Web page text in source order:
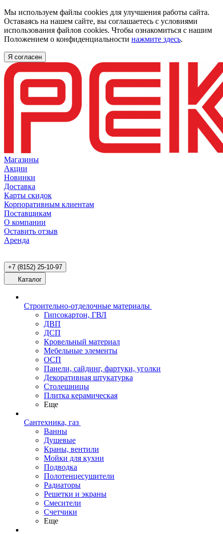
Мы используем файлы cookies для улучшения работы сайта.
Оставаясь на нашем сайте, вы соглашаетесь с условиями
использования файлов cookies. Чтобы ознакомиться с нашим
Положением о конфиденциальности нажмите здесь.
Я согласен
Магазины
Акции
Новинки
Доставка
Карты скидок
Корпоративным клиентам
Поставщикам
О компании
Оставить отзыв
Аренда
+7 (8152) 25-10-97
Каталог
Строительно-отделочные материалы
Гипсокартон, ГВЛ
ДВП
ДСП
Кровельный материал
Мебельные элементы
ОСП
Панели, сайдинг, фартуки, уголки
Декоративная штукатурка
Столешницы
Плитка керамическая
Еще
Сантехника, газ
Ванны
Душевые
Краны, вентили
Мойки для кухни
Подводка
Полотенцесушители
Радиаторы
Решетки и экраны
Смесители
Счетчики
Еще